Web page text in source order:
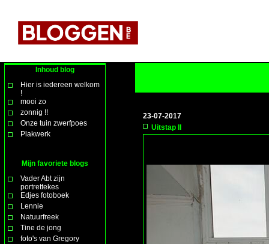
Inhoud blog
Hier is iedereen welkom
!
mooi zo
zonnig !!
Onze tuin zwerfpoes
Plakwerk
Mijn favoriete blogs
Vader Abt zijn
portrettekes
Edjes fotoboek
Lennie
Natuurfreek
Tine de jong
foto's van Gregory
23-07-2017
Uitstap II